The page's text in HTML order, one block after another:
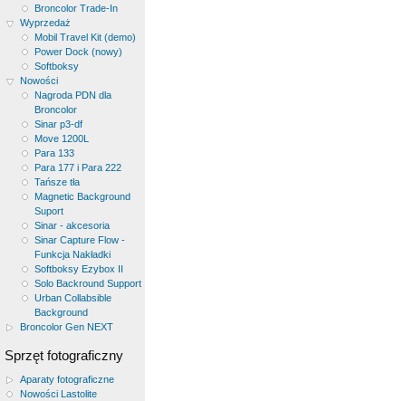
Broncolor Trade-In
Wyprzedaż
Mobil Travel Kit (demo)
Power Dock (nowy)
Softboksy
Nowości
Nagroda PDN dla
Broncolor
Sinar p3-df
Move 1200L
Para 133
Para 177 i Para 222
Tańsze tła
Magnetic Background
Suport
Sinar - akcesoria
Sinar Capture Flow -
Funkcja Nakładki
Softboksy Ezybox II
Solo Backround Support
Urban Collabsible
Background
Broncolor Gen NEXT
Sprzęt fotograficzny
Aparaty fotograficzne
Nowości Lastolite